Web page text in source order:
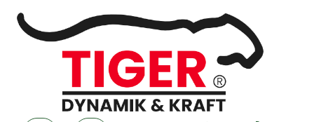
Zum Hauptinhalt springen